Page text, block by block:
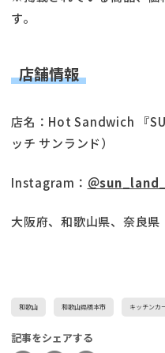
す。
店舗情報
店名：Hot Sandwich 『
ッチ サンランド）
Instagram： ＠
大阪府、和歌山県、奈良県
和歌山 和歌山県橋本市 キッチンカ
記事をシェアする